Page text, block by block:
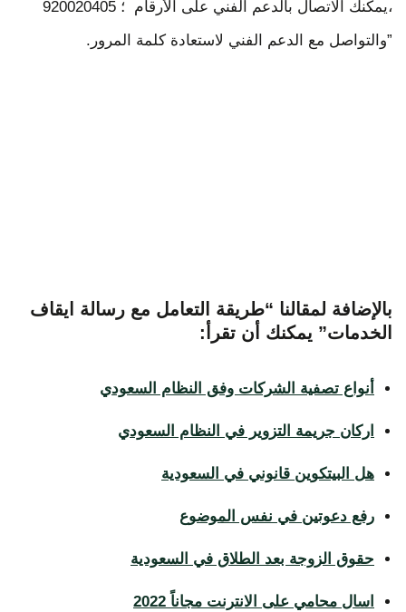
،يمكنك الاتصال بالدعم الفني على الأرقام ؛ 920020405
”والتواصل مع الدعم الفني لاستعادة كلمة المرور.
بالإضافة لمقالنا “طريقة التعامل مع رسالة ايقاف
الخدمات” يمكنك أن تقرأ:
أنواع تصفية الشركات وفق النظام السعودي
اركان جريمة التزوير في النظام السعودي
هل البيتكوين قانوني في السعودية
رفع دعوتين في نفس الموضوع
حقوق الزوجة بعد الطلاق في السعودية
اسال محامي على الانترنت مجاناً 2022